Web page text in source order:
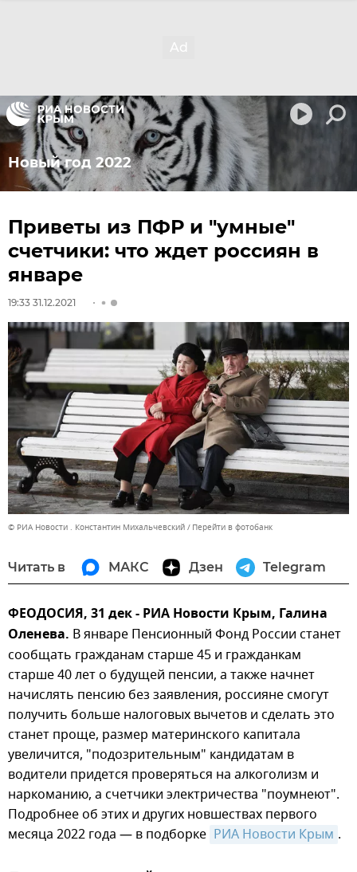
Новый год 2022
Приветы из ПФР и "умные"
счетчики: что ждет россиян в
январе
19:33 31.12.2021
© РИА Новости . Константин Михальчевский Перейти в фотобанк
Читать в МАКС Дзен Telegram
ФЕОДОСИЯ, 31 дек - РИА Новости Крым, Галина
Оленева. В январе Пенсионный Фонд России станет
сообщать гражданам старше 45 и гражданкам
старше 40 лет о будущей пенсии, а также начнет
начислять пенсию без заявления, россияне смогут
получить больше налоговых вычетов и сделать это
станет проще, размер материнского капитала
увеличится, "подозрительным" кандидатам в
водители придется проверяться на алкоголизм и
наркоманию, а счетчики электричества "поумнеют".
Подробнее об этих и других новшествах первого
месяца 2022 года — в подборке РИА Новости Крым .